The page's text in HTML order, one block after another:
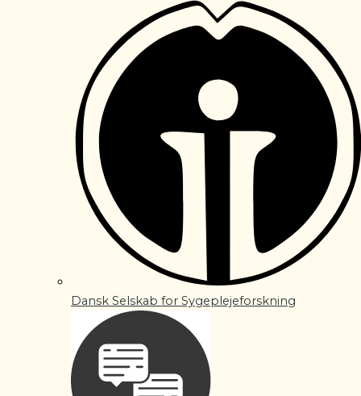
Dansk Selskab for Sygeplejeforskning